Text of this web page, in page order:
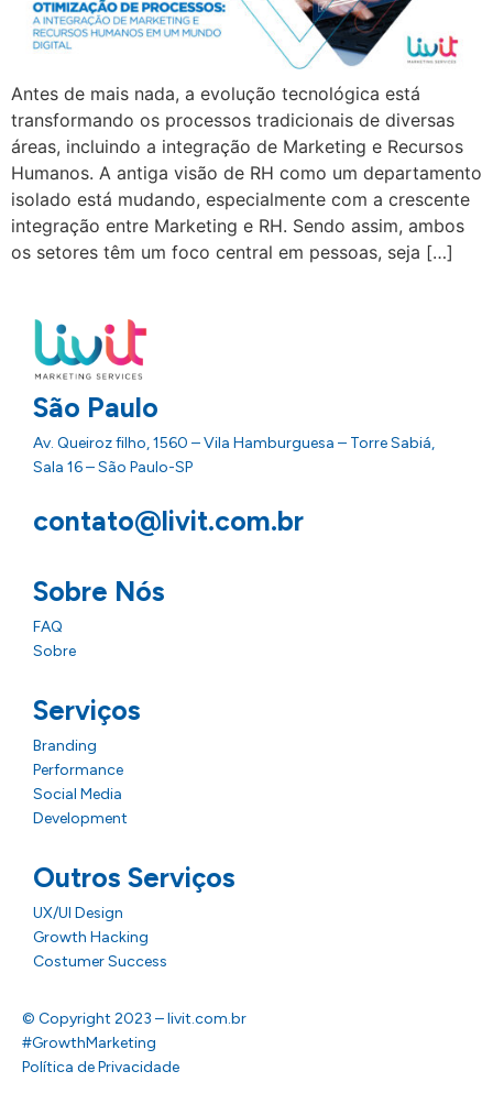
Antes de mais nada, a evolução tecnológica está
transformando os processos tradicionais de diversas
áreas, incluindo a integração de Marketing e Recursos
Humanos. A antiga visão de RH como um departamento
isolado está mudando, especialmente com a crescente
integração entre Marketing e RH. Sendo assim, ambos
os setores têm um foco central em pessoas, seja […]
São Paulo
Av. Queiroz filho, 1560 – Vila Hamburguesa – Torre Sabiá,
Sala 16 – São Paulo-SP
contato@livit.com.br
Sobre Nós
FAQ
Sobre
Serviços
Branding
Performance
Social Media
Development
Outros Serviços
UX/UI Design
Growth Hacking
Costumer Success
© Copyright 2023 – livit.com.br
#GrowthMarketing
Política de Privacidade